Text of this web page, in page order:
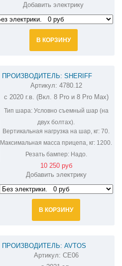
Добавить электрику
В КОРЗИНУ
ПРОИЗВОДИТЕЛЬ: SHERIFF
ФАРКОП НА CHERY TIGGO 8 4780.12
Артикул: 4780.12
с 2020 г.в. (Вкл. 8 Pro и 8 Pro Max)
Тип шара:Условно съемный шар (на
двух болтах).
Вертикальная нагрузка на шар, кг: 70.
Максимальная масса прицепа, кг: 1200.
Резать бампер:Надо.
10 250 руб
Добавить электрику
В КОРЗИНУ
ПРОИЗВОДИТЕЛЬ: AVTOS
ФАРКОП НА CHERY TIGGO 8 PRO
Артикул: CE06